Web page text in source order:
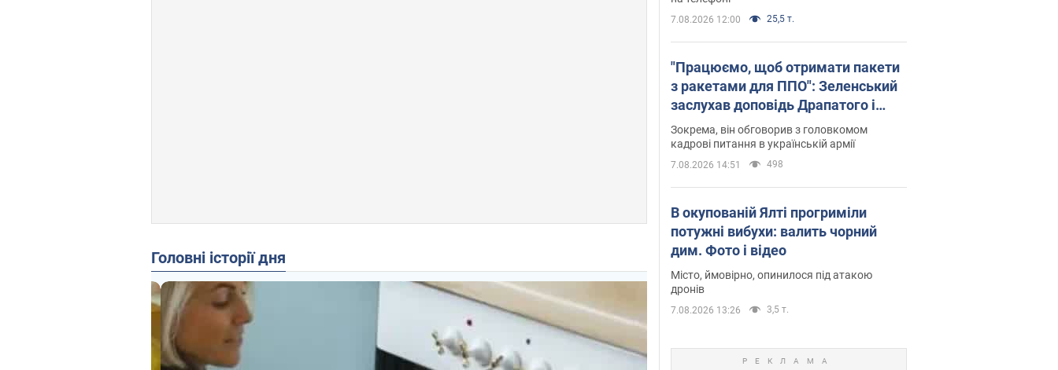
Головні історії дня
7.08.2026 12:00 25,5 т.
"Працюємо, щоб отримати пакети
з ракетами для ППО": Зеленський
заслухав доповідь Драпатого і
анонсував нові кроки
Зокрема, він обговорив з головкомом
кадрові питання в українській армії
7.08.2026 14:51 498
В окупованій Ялті прогриміли
потужні вибухи: валить чорний
дим. Фото і відео
Місто, ймовірно, опинилося під атакою
дронів
7.08.2026 13:26 3,5 т.